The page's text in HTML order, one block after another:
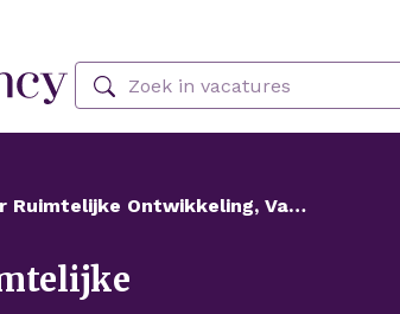
Zoeken
Teamleider Ruimtelijke Ontwikkeling, Vastgoed & Duurzaamheid